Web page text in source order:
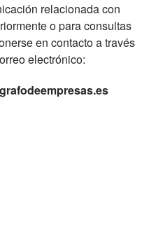
relacionada con
o para consultas
en contacto a través
electrónico: